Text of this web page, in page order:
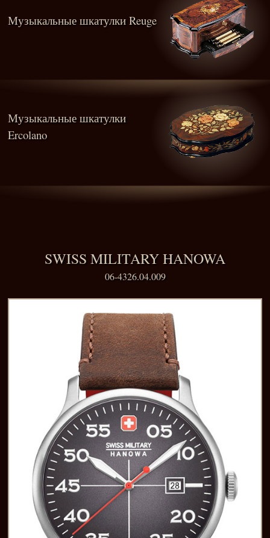
Музыкальные шкатулки Reuge
Музыкальные шкатулки
Ercolano
SWISS MILITARY HANOWA
06-4326.04.009